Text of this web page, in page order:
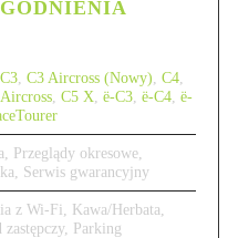
C3 C3 Aircross (Nowy) C4
C5 X ë-C3 ë-C4 ë-
Przeglądy okresowe,
Serwis gwarancyjny
z Wi-Fi, Kawa/Herbata,
zastępczy, Parking